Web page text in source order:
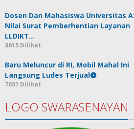
Dosen Dan Mahasiswa Universitas
Nilai Surat Pemberhentian Layanan
LLDIKT…
8615 Dilihat
Baru Meluncur di RI, Mobil Mahal Ini
Langsung Ludes Terjual
7651 Dilihat
LOGO SWARASENAYAN